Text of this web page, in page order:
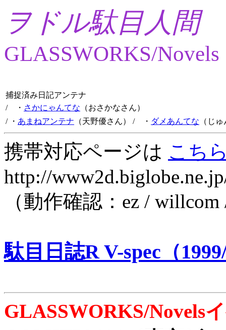
ヲドル駄目人間
GLASSWORKS/Novels
捕捉済み日記アンテナ
/ ・ さかにゃんてな （おさかなさん）
/ ・ あまねアンテナ （天野優さん） / ・ ダメあんてな （じ
携帯対応ページは こち
http://
（動作確認：ez /
駄目日誌R V-spec（
GLASSWORKS/Novels